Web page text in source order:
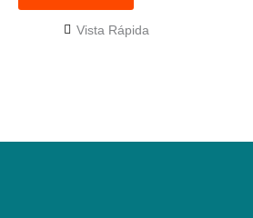
Vista Rápida